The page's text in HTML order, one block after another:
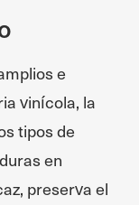
e
vinícola, la
tipos de
en
preserva el